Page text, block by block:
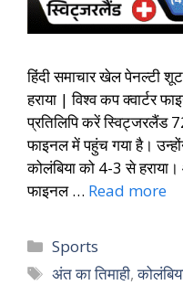
हिंदी समाचार खेल पेनल्टी
हराया | विश्व कप क्वार्टर
प्रतिलिपि करें स्विट्जरलैंड
फाइनल में पहुंच गया है।
कोलंबिया को 4-3 से हराया।
फाइनल … Read more
Sports
अंत का तिमाही,